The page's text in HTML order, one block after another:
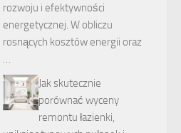
rozwoju i efektywności
energetycznej. W obliczu
rosnących kosztów energii oraz
…
Jak skutecznie
porównać wyceny
remontu łazienki,